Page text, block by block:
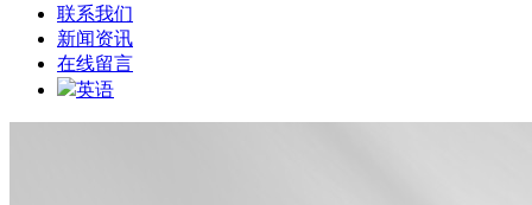
联系我们
新闻资讯
在线留言
英语